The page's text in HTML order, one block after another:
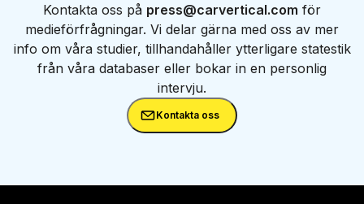
Kontakta oss på press@carvertical.com för
medieförfrågningar. Vi delar gärna med oss av mer
info om våra studier, tillhandahåller ytterligare statestik
från våra databaser eller bokar in en personlig
intervju.
Kontakta oss